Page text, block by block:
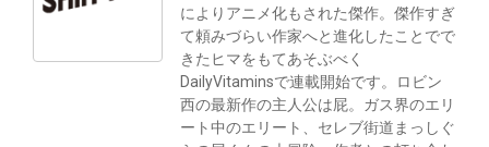
によりアニメ化もされた傑作。傑作すぎ
て頼みづらい作家へと進化したことでで
きたヒマをもてあそぶべく
DailyVitaminsで連載開始です。ロビン
西の最新作の主人公は屁。ガス界のエリ
ート中のエリート、セレブ街道まっしぐ